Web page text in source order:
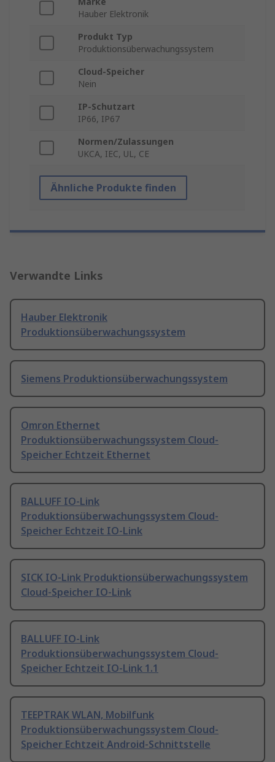
Hauber Elektronik
Produkt Typ
Produktionsüberwachungssystem
Cloud-Speicher
Nein
IP-Schutzart
IP66, IP67
Normen/Zulassungen
UKCA, IEC, UL, CE
Ähnliche Produkte finden
Verwandte Links
Hauber Elektronik
Produktionsüberwachungssystem
Siemens Produktionsüberwachungssystem
Omron Ethernet
Produktionsüberwachungssystem Cloud-
Speicher Echtzeit Ethernet
BALLUFF IO-Link
Produktionsüberwachungssystem Cloud-
Speicher Echtzeit IO-Link
SICK IO-Link Produktionsüberwachungssystem
Cloud-Speicher IO-Link
BALLUFF IO-Link
Produktionsüberwachungssystem Cloud-
Speicher Echtzeit IO-Link 1.1
TEEPTRAK WLAN, Mobilfunk
Produktionsüberwachungssystem Cloud-
Speicher Echtzeit Android-Schnittstelle